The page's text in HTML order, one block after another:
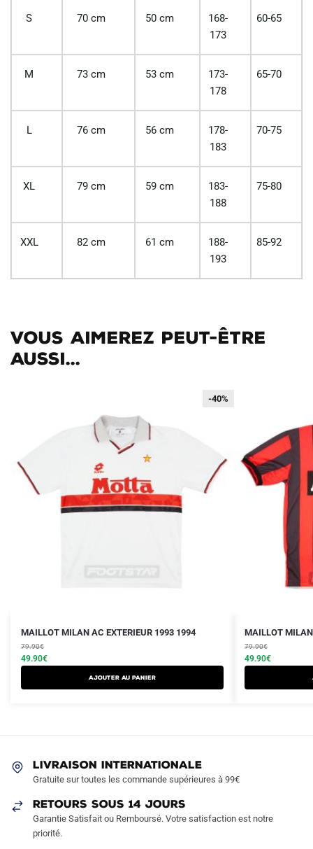
S 70 cm 50 cm
168-
173
60-65
M 73 cm 53 cm
173-
178
65-70
L 76 cm 56 cm
178-
183
70-75
XL 79 cm 59 cm
183-
188
75-80
XXL 82 cm 61 cm
188-
193
85-92
Vous aimerez peut-être
aussi...
-40%
-40%
MAILLOT MILAN AC EXTERIEUR 1993 1994
79.90€
Le
prix
initial
était :
49.90€
Le
prix
actuel
est :
AJOUTER AU PANIER
Ce
produit
a
être
choisies
sur
page
MAILLOT
79.90€
Le
prix
initial
était :
49.90€
Le
prix
actuel
est :
Ce
produit
a
la
LIVRAISON INTERNATIONALE
Gratuite sur toutes les commande supérieures à 99€
RETOURS SOUS 14 JOURS
Garantie Satisfait ou Remboursé. Votre satisfaction est notre
priorité.